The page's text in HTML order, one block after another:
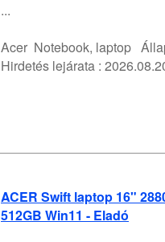
...
Acer Notebook, laptop
Hirdetés lejárata :
ACER Swift laptop 16"
512GB Win11 - Eladó